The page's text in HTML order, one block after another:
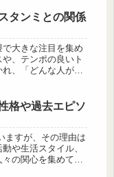
タンミとの関係
大きな注目を集め
、テンポの良いト
、「どんな人がこ
格や過去エピソ
ますが、その理由は
や生活スタイル、
の関心を集めてい